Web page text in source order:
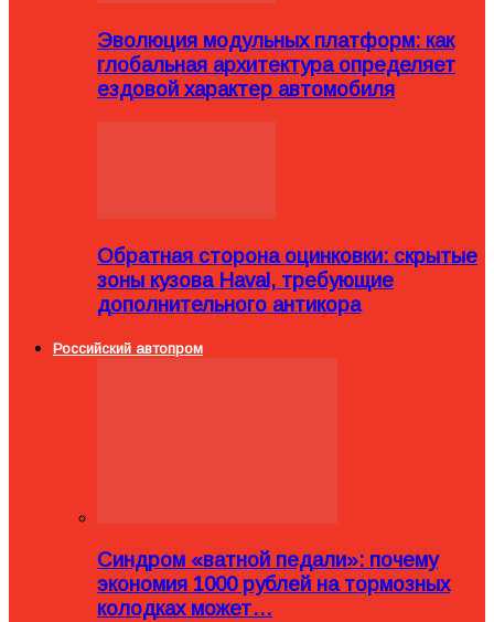
Эволюция модульных платформ: как
глобальная архитектура определяет
ездовой характер автомобиля
Обратная сторона оцинковки: скрытые
зоны кузова Haval, требующие
дополнительного антикора
Российский автопром
Синдром «ватной педали»: почему
экономия 1000 рублей на тормозных
колодках может…